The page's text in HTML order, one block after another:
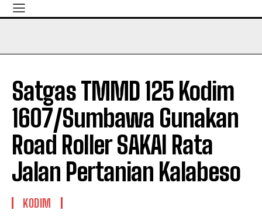
Satgas TMMD 125 Kodim
1607/Sumbawa Gunakan
Road Roller SAKAI Rata
Jalan Pertanian Kalabeso
KODIM